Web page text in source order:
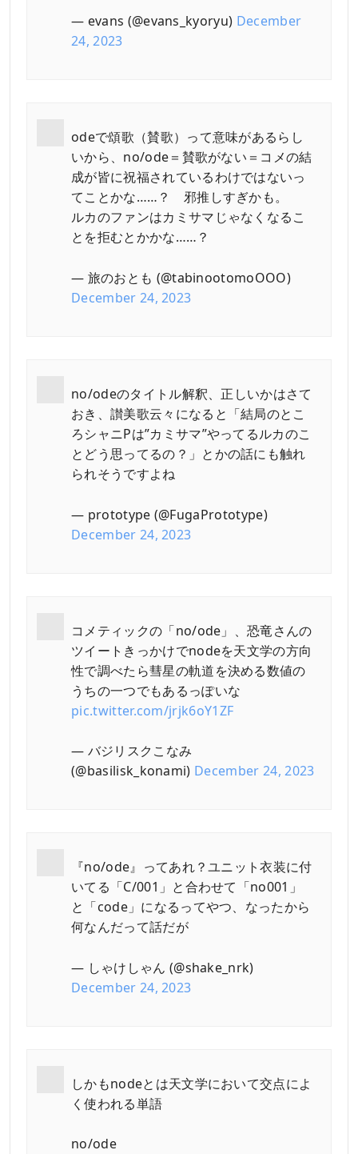
— evans (@evans_kyoryu) December
24, 2023
odeで頌歌（賛歌）って意味があるらし
いから、no/ode＝賛歌がない＝コメの結
成が皆に祝福されているわけではないっ
てことかな……？ 邪推しすぎかも。
ルカのファンはカミサマじゃなくなるこ
とを拒むとかかな……？
— 旅のおとも (@tabinootomoOOO)
December 24, 2023
no/odeのタイトル解釈、正しいかはさて
おき、讃美歌云々になると「結局のとこ
ろシャニPは”カミサマ”やってるルカのこ
とどう思ってるの？」とかの話にも触れ
られそうですよね
— prototype (@FugaPrototype)
December 24, 2023
コメティックの「no/ode」、恐竜さんの
ツイートきっかけでnodeを天文学の方向
性で調べたら彗星の軌道を決める数値の
うちの一つでもあるっぽいな
pic.twitter.com/jrjk6oY1ZF
— バジリスクこなみ
(@basilisk_konami) December 24, 2023
『no/ode』ってあれ？ユニット衣装に付
いてる「C/001」と合わせて「no001」
と「code」になるってやつ、なったから
何なんだって話だが
— しゃけしゃん (@shake_nrk)
December 24, 2023
しかもnodeとは天文学において交点によ
く使われる単語
no/ode